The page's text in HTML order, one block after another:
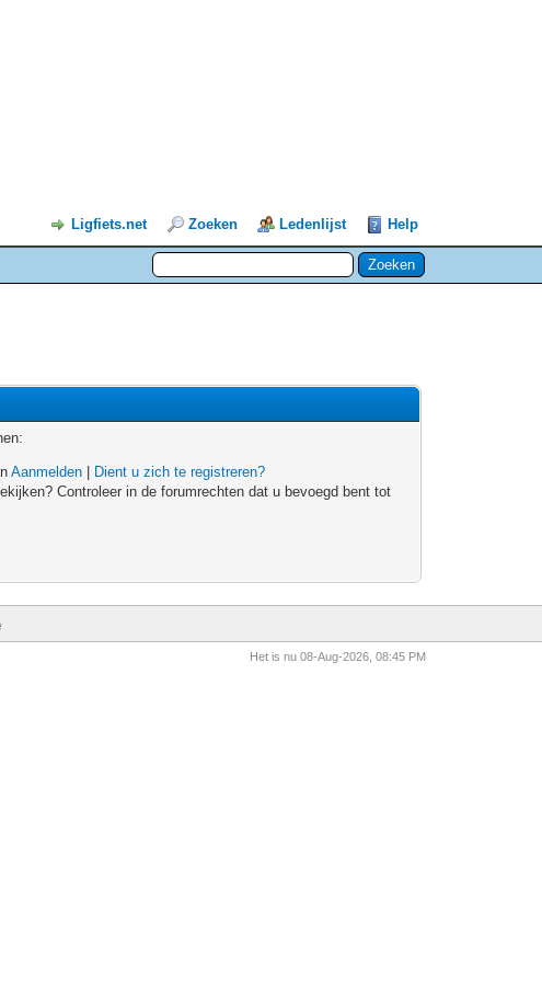
Ligfiets.net Zoeken Ledenlijst Help
Aanmelden
Dient u zich te registreren?
Controleer in de forumrechten dat u bevoegd bent tot
Het is nu 08-Aug-2026, 08:45 PM